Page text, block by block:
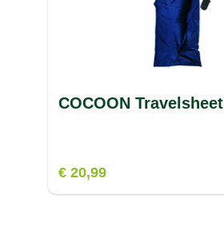
COCOON Travelsheet
€ 20,99